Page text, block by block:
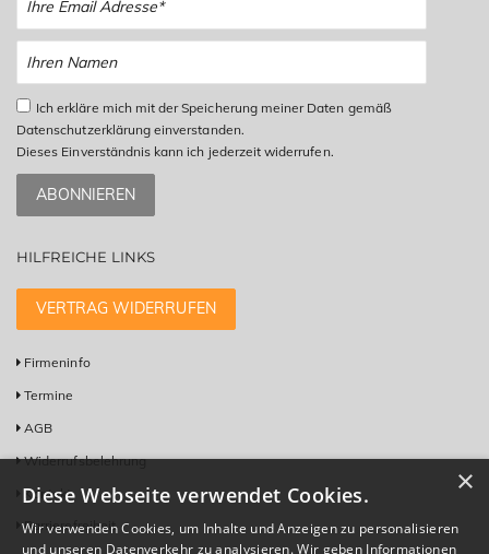
Ich erkläre mich mit der Speicherung meiner Daten gemäß
Datenschutzerklärung einverstanden.
Dieses Einverständnis kann ich jederzeit widerrufen.
ABONNIEREN
HILFREICHE LINKS
VERTRAG WIDERRUFEN
Firmeninfo
Termine
AGB
Widerrufsbelehrung
Kontakt
Barrierefreiheit
×
Diese Webseite verwendet Cookies.
Wir verwenden Cookies, um Inhalte und Anzeigen zu personalisieren
und unseren Datenverkehr zu analysieren. Wir geben Informationen